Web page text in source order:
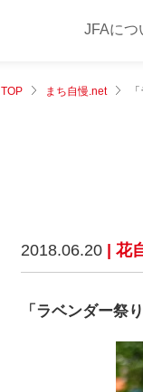
JFAにつ
TOP まち自慢.net
2018.06.20 | 花
「ラベンダー祭